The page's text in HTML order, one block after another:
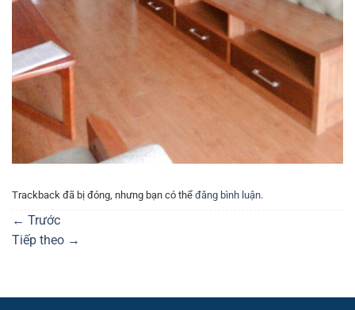
Trackback đã bị đóng, nhưng bạn có thể đăng bình luận.
← Trước
Tiếp theo →